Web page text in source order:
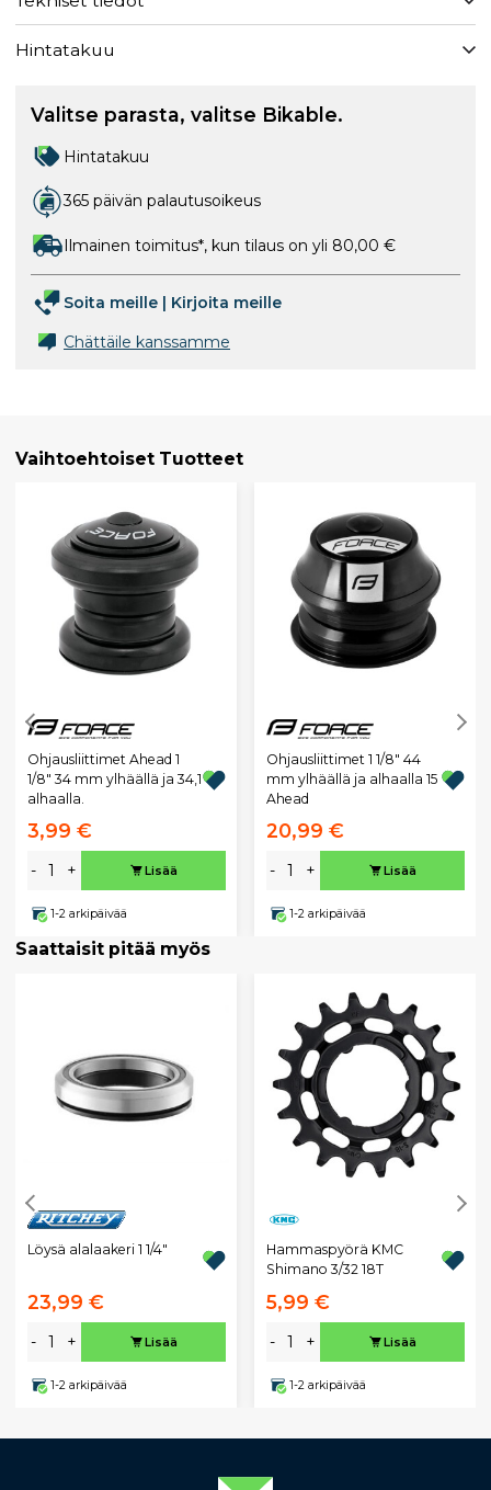
Hintatakuu
Valitse parasta, valitse Bikable.
Hintatakuu
365 päivän palautusoikeus
Ilmainen toimitus*, kun tilaus on yli 80,00 €
Soita meille | Kirjoita meille
Chättäile kanssamme
Vaihtoehtoiset Tuotteet
Ohjausliittimet Ahead 1
1/8" 34 mm ylhäällä ja 34,1
alhaalla.
3,99 €
- + Lisää
1-2 arkipäivää
Ohjausliittimet 1 1/8" 44
mm ylhäällä ja alhaalla 15
Ahead
20,99 €
- + Lisää
1-2 arkipäivää
Saattaisit pitää myös
Löysä alalaakeri 1 1/4"
23,99 €
- + Lisää
1-2 arkipäivää
Hammaspyörä KMC
Shimano 3/32 18T
5,99 €
- + Lisää
1-2 arkipäivää